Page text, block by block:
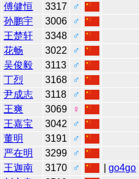
傅健恒 3317
♂
孙鹏宇 3006
♂
王楚轩 3348
♂
花畅 3022
♂
吴俊毅 3113
♂
丁烈 3168
♂
尹成志 3118
♂
王爽 3069
♀
王嘉宝 3042
♂
董明 3191
♂
严在明 3299
♂
王迦南 3170 ♂ |go4go